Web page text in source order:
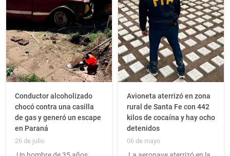
Conductor alcoholizado
chocó contra una casilla
de gas y generó un escape
en Paraná
26 de julio
Avioneta aterrizó en zona
rural de Santa Fe con 442
kilos de cocaína y hay ocho
detenidos
06 de mayo